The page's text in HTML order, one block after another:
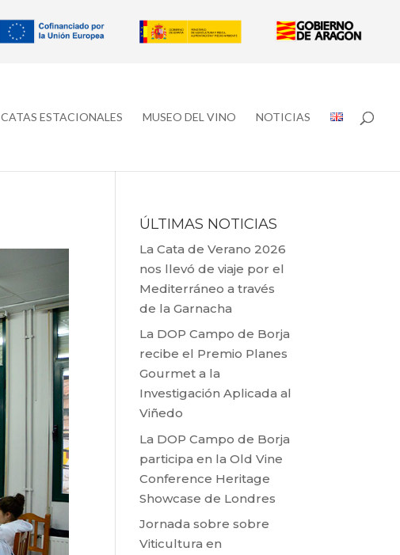
CATAS ESTACIONALES MUSEO DEL VINO NOTICIAS
ÚLTIMAS NOTICIAS
La Cata de Verano 2026
nos llevó de viaje por el
Mediterráneo a través
de la Garnacha
La DOP Campo de Borja
recibe el Premio Planes
Gourmet a la
Investigación Aplicada al
Viñedo
La DOP Campo de Borja
participa en la Old Vine
Conference Heritage
Showcase de Londres
Jornada sobre sobre
Viticultura en